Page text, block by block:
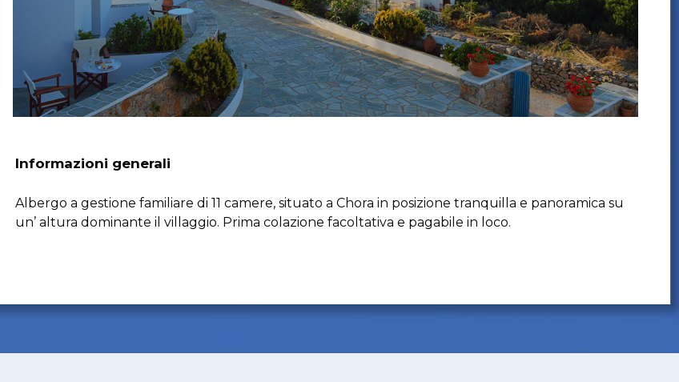
Informazioni generali
Albergo a gestione familiare di 11 camere, situato a Chora in posizione tranquilla e panoramica su
un’ altura dominante il villaggio. Prima colazione facoltativa e pagabile in loco.